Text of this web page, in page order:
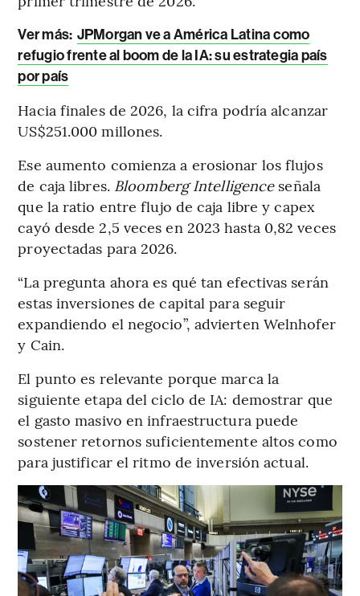
Ver más: JPMorgan ve a América Latina como
refugio frente al boom de la IA: su estrategia país
por país
Hacia finales de 2026, la cifra podría alcanzar
US$251.000 millones.
Ese aumento comienza a erosionar los flujos
de caja libres. Bloomberg Intelligenceseñala
que la ratio entre flujo de caja libre y capex
cayó desde 2,5 veces en 2023 hasta 0,82 veces
proyectadas para 2026.
“La pregunta ahora es qué tan efectivas serán
estas inversiones de capital para seguir
expandiendo el negocio”, advierten Welnhofer
y Cain.
El punto es relevante porque marca la
siguiente etapa del ciclo de IA: demostrar que
el gasto masivo en infraestructura puede
sostener retornos suficientemente altos como
para justificar el ritmo de inversión actual.